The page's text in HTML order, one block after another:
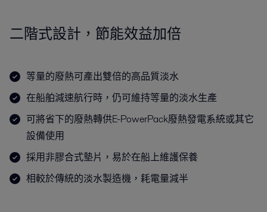
二階式設計，節能效益加倍
等量的廢熱可產出雙倍的高品質淡水
在船舶減速航行時，仍可維持等量的淡水生產
可將省下的廢熱轉供E-PowerPack廢熱發電系統或其它
設備使用
採用非膠合式墊片，易於在船上維護保養
相較於傳統的淡水製造機，耗電量減半